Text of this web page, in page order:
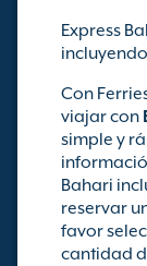
Express
Con
viajar con
simple y
Bahari
reservar
favor
cantidad